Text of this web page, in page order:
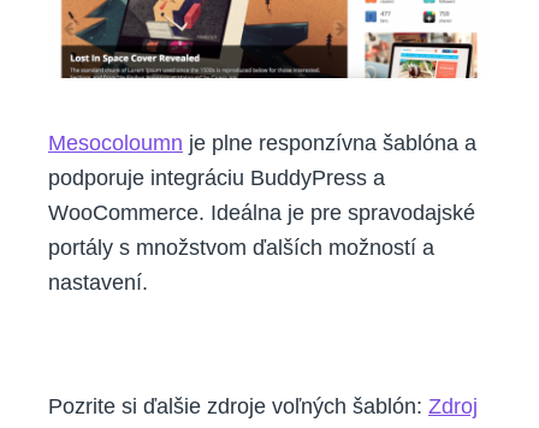
Mesocoloumn je plne responzívna šablóna a
podporuje integráciu BuddyPress a
WooCommerce. Ideálna je pre spravodajské
portály s množstvom ďalších možností a
nastavení.
Pozrite si ďalšie zdroje voľných šablón: Zdroj